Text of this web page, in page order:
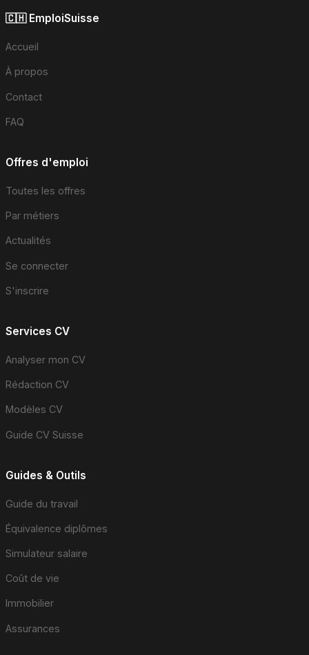
🇨🇭 EmploiSuisse
Accueil
À propos
Contact
FAQ
Offres d'emploi
Toutes les offres
Par métiers
Actualités
Se connecter
S'inscrire
Services CV
Analyser mon CV
Rédaction CV
Modèles CV
Guide CV Suisse
Guides & Outils
Guide du travail
Équivalence diplômes
Simulateur salaire
Coût de vie
Immobilier
Assurances